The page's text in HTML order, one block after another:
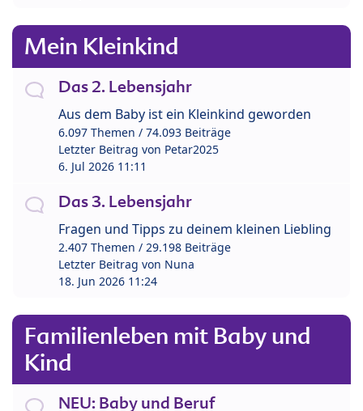
Mein Kleinkind
Das 2. Lebensjahr
Aus dem Baby ist ein Kleinkind geworden
6.097 Themen / 74.093 Beiträge
Letzter Beitrag von Petar2025
6. Jul 2026 11:11
Das 3. Lebensjahr
Fragen und Tipps zu deinem kleinen Liebling
2.407 Themen / 29.198 Beiträge
Letzter Beitrag von Nuna
18. Jun 2026 11:24
Familienleben mit Baby und
Kind
NEU: Baby und Beruf